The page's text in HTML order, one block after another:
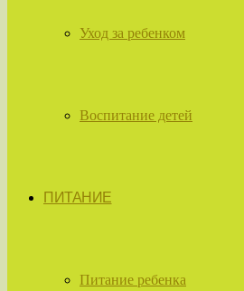
Уход за ребенком
Воспитание детей
ПИТАНИЕ
Питание ребенка